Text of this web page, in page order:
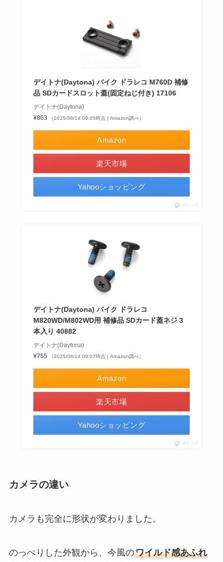
デイトナ(Daytona) バイク ドラレコ M760D 補修
品 SDカードスロット蓋(固定ねじ付き) 17106
デイトナ(Daytona)
¥863
（2025/08/14 09:05時点 | Amazon調べ）
Amazon
楽天市場
Yahooショッピング
ポチップ
デイトナ(Daytona) バイク ドラレコ
M820WD/M802WD用 補修品 SDカード蓋ネジ 3
本入り 40882
デイトナ(Daytona)
¥755
（2025/08/14 09:07時点 | Amazon調べ）
Amazon
楽天市場
Yahooショッピング
ポチップ
カメラの違い
カメラも完全に形状が変わりました。
のっぺりした外観から、今風のワイルド感あふれ